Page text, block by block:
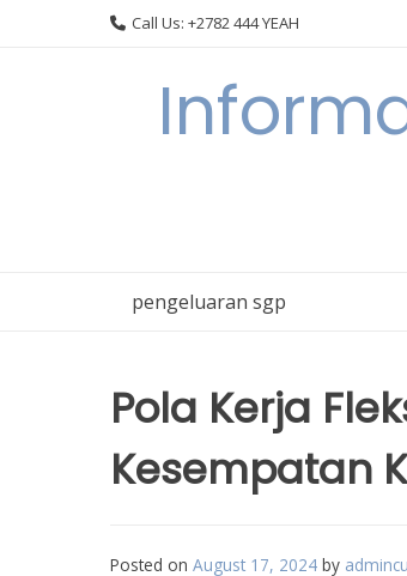
Call Us: +2782 444 YEAH
pengeluaran sgp
Pola Kerja
Kesempatan
Posted on August 17, 2024 by